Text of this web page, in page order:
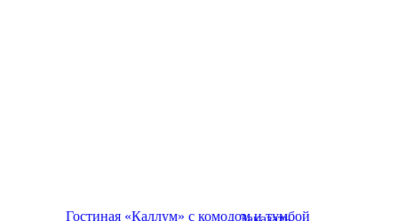
Гостиная «Каллум» с комодом и тумбой